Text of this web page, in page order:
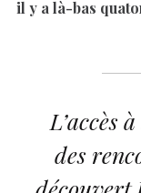
il y a là-bas
L’accès
des